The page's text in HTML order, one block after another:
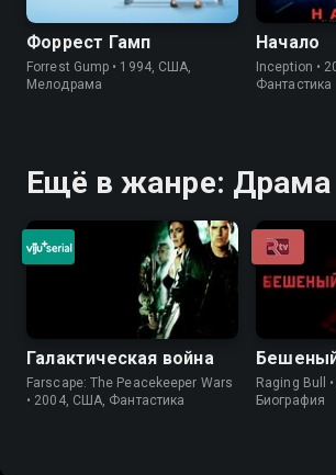
Форрест Гамп
Forrest Gump • 1994, США,
Мелодрама
Начало
Inception •
Фантастика
Ещё в жанре: Драма
Галактическая война
Farscape: The Peacekeeper Wars
• 2004, США, Фантастика
Raging Bull
Биография